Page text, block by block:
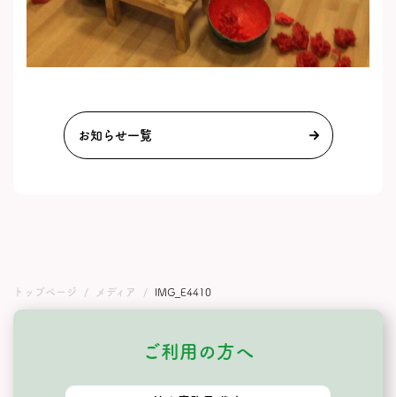
お知らせ一覧
トップページ メディア IMG_E4410
ご利用の方へ